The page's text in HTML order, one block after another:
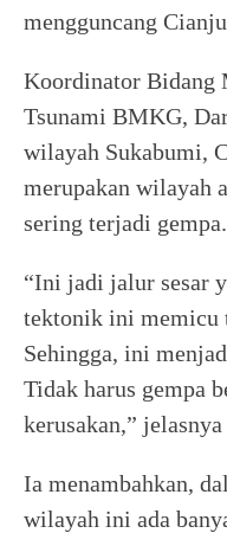
mengguncang
Koordinator Bidang
Tsunami BMKG,
wilayah Sukabumi,
merupakan wilayah
sering terjadi gempa.
“Ini jadi jalur sesar
tektonik ini memicu
Sehingga, ini
Tidak harus gempa
kerusakan,”
Ia menambahkan,
wilayah ini ada